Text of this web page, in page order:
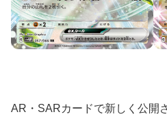
AR・SARカードで新しく公開